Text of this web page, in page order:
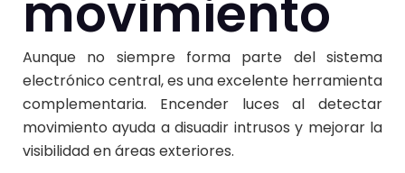
movimiento
Aunque no siempre forma parte del sistema
electrónico central, es una excelente herramienta
complementaria. Encender luces al detectar
movimiento ayuda a disuadir intrusos y mejorar la
visibilidad en áreas exteriores.